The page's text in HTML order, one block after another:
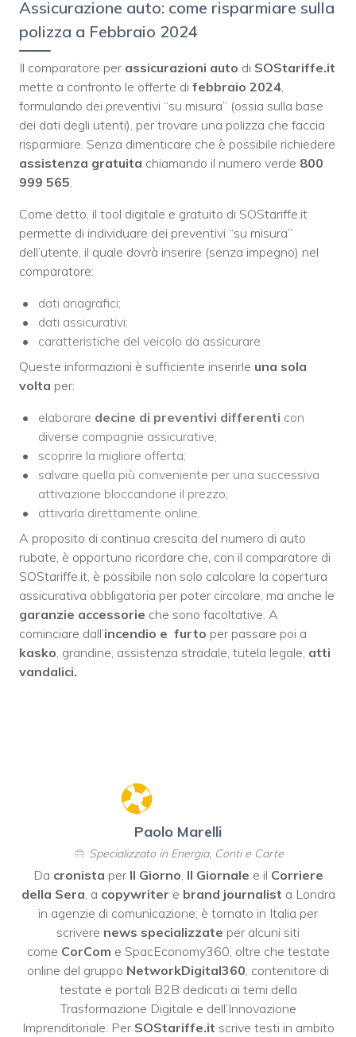
Assicurazione auto: come risparmiare sulla
polizza a Febbraio 2024
Il comparatore per assicurazioni auto di SOStariffe.it
mette a confronto le offerte di febbraio 2024
formulando dei preventivi “su misura” (ossia sulla base
dei dati degli utenti), per trovare una polizza che faccia
risparmiare. Senza dimenticare che è possibile richiedere
assistenza gratuita chiamando il numero verde 800
999 565
Come detto, il tool digitale e gratuito di SOStariffe.it
permette di individuare dei preventivi “su misura”
dell’utente, il quale dovrà inserire (senza impegno) nel
comparatore:
dati anagrafici;
dati assicurativi;
caratteristiche del veicolo da assicurare.
Queste informazioni è sufficiente inserirle una sola
volta per:
elaborare decine di preventivi differenti con
diverse compagnie assicurative;
scoprire la migliore offerta;
salvare quella più conveniente per una successiva
attivazione bloccandone il prezzo;
attivarla direttamente online.
A proposito di continua crescita del numero di auto
rubate, è opportuno ricordare che, con il comparatore di
SOStariffe.it, è possibile non solo calcolare la copertura
assicurativa obbligatoria per poter circolare, ma anche le
garanzie accessorie che sono facoltative. A
cominciare dall’incendio e furto per passare poi a
kasko , grandine, assistenza stradale, tutela legale, atti
vandalici.
Paolo Marelli
Specializzato in Energia, Conti e Carte
Da cronista per Il Giorno Il Giornale e il Corriere
della Sera , a copywriter e brand journalist a Londra
in agenzie di comunicazione; è tornato in Italia per
scrivere news specializzate per alcuni siti
come CorCom e SpacEconomy360, oltre che testate
online del gruppo NetworkDigital360 , contenitore di
testate e portali B2B dedicati ai temi della
Trasformazione Digitale e dell’Innovazione
Imprenditoriale. Per SOStariffe.it scrive testi in ambito